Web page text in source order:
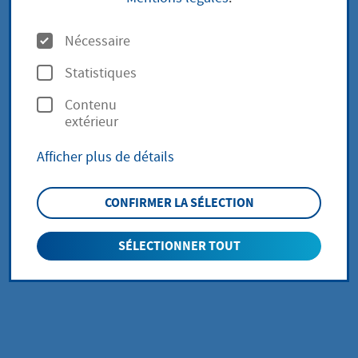
Sollte in Hofheim ein
außergewöhnlicher Krisenfall eintreten,
finden Sie auf dieser Seite aktuelle
Informationen. Aktuell liegt kein
Krisenfall vor.
O
p
t
i
n
s
Nécessaire
Statistiques
Contenu
extérieur
Afficher plus de détails
CONFIRMER LA SÉLECTION
SÉLECTIONNER TOUT